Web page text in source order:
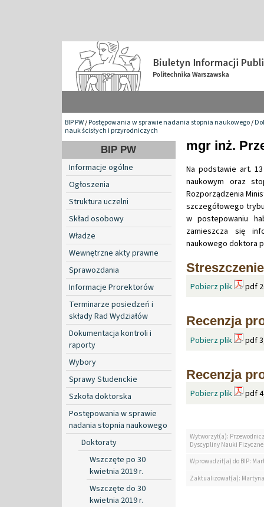
BIP PW/Postępowania w sprawie nadania stopnia naukowego/
nauk ścisłych i przyrodniczych
BIP PW
Informacje ogólne
Ogłoszenia
Struktura uczelni
Skład osobowy
Władze
Wewnętrzne akty prawne
Sprawozdania
Informacje Prorektorów
Terminarze posiedzeń i
składy Rad Wydziałów
Dokumentacja kontroli i
raporty
Wybory
Sprawy Studenckie
Szkoła doktorska
Postępowania w sprawie
nadania stopnia naukowego
Doktoraty
Wszczęte po 30
kwietnia 2019 r.
Wszczęte do 30
kwietnia 2019 r.
mgr inż.
Na podstawie art.
naukowym oraz
Rozporządzenia
szczegółowego
w postepowaniu
zamieszcza się
naukowego doktora
Streszczenie
Pobierz plik pdf
Recenzja
Pobierz plik pdf
Recenzja
Pobierz plik pdf
Wytworzył(a):
Dyscypliny Nauki Fizyczne
Wprowadził(a) do BIP:
Zaktualizował(a):